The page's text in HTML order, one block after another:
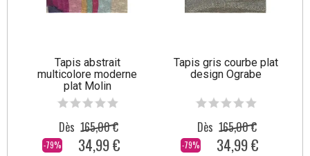
Tapis abstrait
multicolore moderne
plat Molin
-79%
Dès 165,00 €
34,99 €
Tapis gris courbe plat
design Ograbe
-79%
Dès 165,00 €
34,99 €